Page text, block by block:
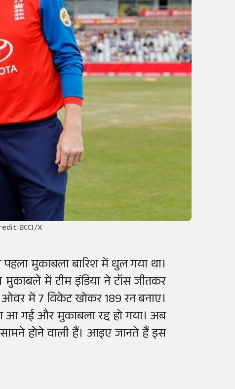
BCCI/X
मुकाबला बारिश में धुल गया था।
मुकाबले में टीम इंडिया ने टॉस जीतकर
में 7 विकेट खोकर 189 रन बनाए।
गई और मुकाबला रद्द हो गया। अब
होने वाली हैं। आइए जानते हैं इस